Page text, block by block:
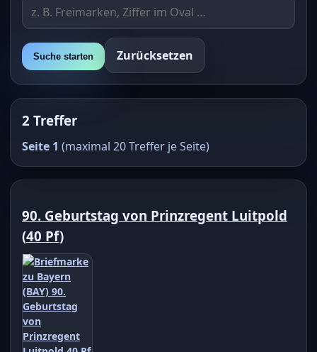
Suche starten Zurücksetzen
2 Treffer
Seite 1 (maximal 20 Treffer je Seite)
90. Geburtstag von Prinzregent Luitpold
(40 Pf)